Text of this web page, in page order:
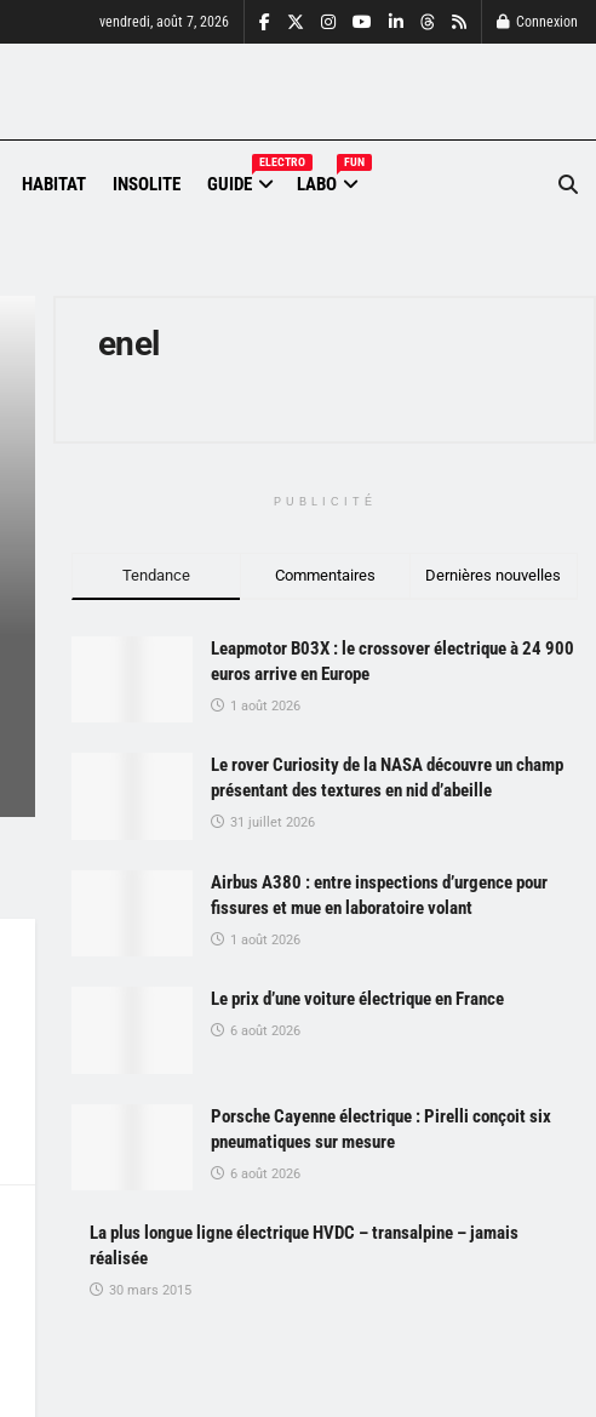
vendredi, août 7, 2026 Connexion
HABITAT INSOLITE GUIDE
ELECTRO
LABO
FUN
enel
PUBLICITÉ
Tendance Commentaires Dernières nouvelles
Leapmotor B03X : le crossover électrique à 24 900
euros arrive en Europe
1 août 2026
Le rover Curiosity de la NASA découvre un champ
présentant des textures en nid d’abeille
31 juillet 2026
Airbus A380 : entre inspections d’urgence pour
fissures et mue en laboratoire volant
1 août 2026
Le prix d’une voiture électrique en France
6 août 2026
Porsche Cayenne électrique : Pirelli conçoit six
pneumatiques sur mesure
6 août 2026
La plus longue ligne électrique HVDC – transalpine – jamais
réalisée
30 mars 2015